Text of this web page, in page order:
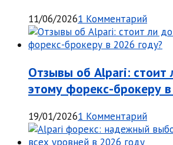
11/06/20261 Комментарий
Отзывы об Alpari: стоит
этому форекс-брокеру
19/01/20261 Комментарий